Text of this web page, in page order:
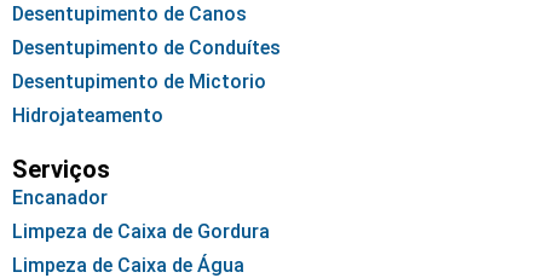
Desentupimento de Canos
Desentupimento de Conduítes
Desentupimento de Mictorio
Hidrojateamento
Serviços
Encanador
Limpeza de Caixa de Gordura
Limpeza de Caixa de Água